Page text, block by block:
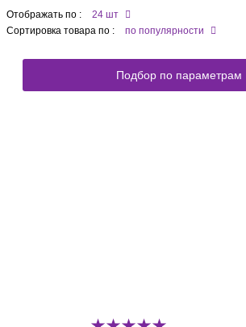
Отображать по :
24 шт
Сортировка товара по :
по популярности
Подбор по параметрам